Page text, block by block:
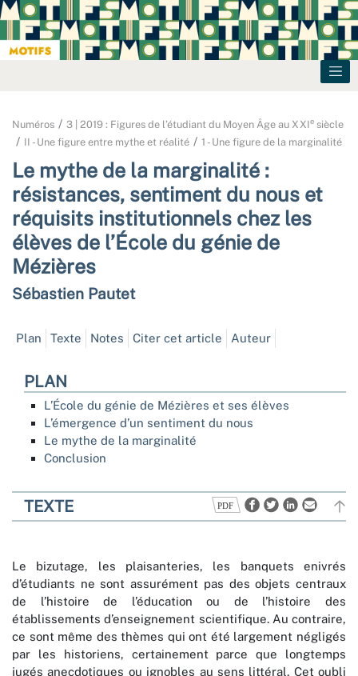
Numéros 3 | 2019 : Figures de l’étudiant du Moyen Âge au XXIe siècle
II - Une figure entre mythe et réalité
1 - Une figure de la marginalité
Le mythe de la marginalité :
résistances, sentiment du nous et
réquisits institutionnels chez les
élèves de l’École du génie de
Mézières
Sébastien Pautet
Plan Texte Notes Citer cet article Auteur
PLAN
L’École du génie de Mézières et ses élèves
L’émergence d’un sentiment du nous
Le mythe de la marginalité
Conclusion
TEXTE
Le bizutage, les plaisanteries, les banquets enivrés
d’étudiants ne sont assurément pas des objets centraux
de l’histoire de l’éducation ou de l’histoire des
établissements d’enseignement scientifique. Au contraire,
ce sont même des thèmes qui ont été largement négligés
par les historiens, certainement parce que longtemps
jugés anecdotiques ou ignobles au sens littéral. Cet oubli